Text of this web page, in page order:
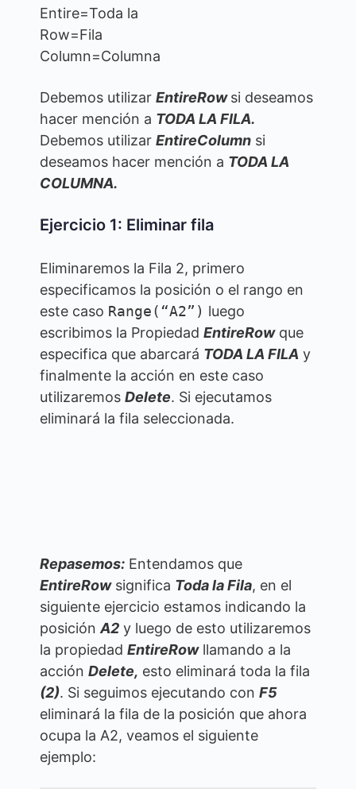
Entire=Toda la
Row=Fila
Column=Columna
Debemos utilizar EntireRowsi deseamos
hacer mención a TODA LA FILA.
Debemos utilizar EntireColumn si
deseamos hacer mención a TODA LA
COLUMNA.
Ejercicio 1: Eliminar fila
Eliminaremos la Fila 2, primero
especificamos la posición o el rango en
este caso Range(“A2”) luego
escribimos la Propiedad EntireRowque
especifica que abarcará TODA LA FILA y
finalmente la acción en este caso
utilizaremos Delete. Si ejecutamos
eliminará la fila seleccionada.
Repasemos: Entendamos que
EntireRowsignifica Toda la Fila, en el
siguiente ejercicio estamos indicando la
posición A2 y luego de esto utilizaremos
la propiedad EntireRowllamando a la
acción Delete, esto eliminará toda la fila
(2). Si seguimos ejecutando con F5
eliminará la fila de la posición que ahora
ocupa la A2, veamos el siguiente
ejemplo: